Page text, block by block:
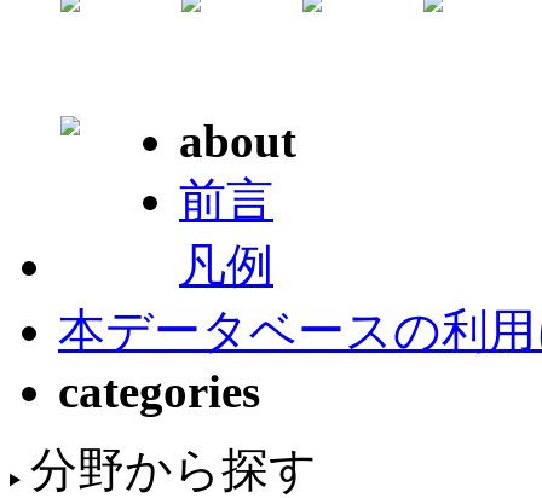
about
前言
凡例
本データベースの利
categories
分野から探す